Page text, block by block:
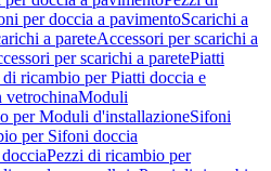
per doccia a pavimentoScarichi a
a pareteAccessori per scarichi a
per scarichi a paretePiatti
di ricambio per Piatti doccia e
vetrochinaModuli
per Moduli d'installazioneSifoni
per Sifoni doccia
Pezzi di ricambio per